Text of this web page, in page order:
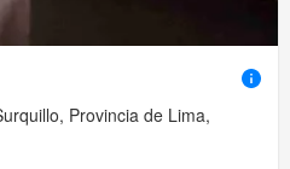
Provincia de Lima,